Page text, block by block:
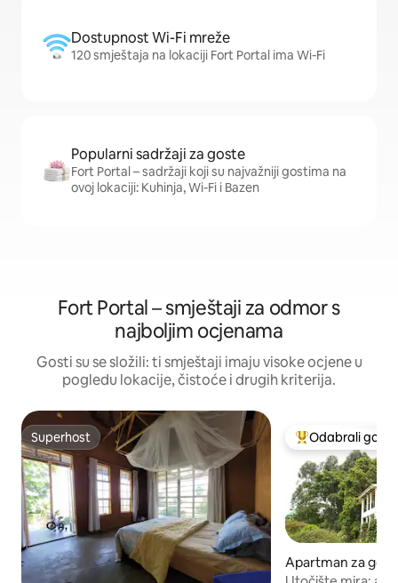
Dostupnost Wi-Fi mreže
120 smještaja na lokaciji Fort Portal ima Wi-Fi
Popularni sadržaji za goste
Fort Portal – sadržaji koji su najvažniji gostima na
ovoj lokaciji: Kuhinja, Wi-Fi i Bazen
Fort Portal – smještaji za odmor s
najboljim ocjenama
Gosti su se složili: ti smještaji imaju visoke ocjene u
pogledu lokacije, čistoće i drugih kriterija.
Superhost
Superhost Među najviše
Odabrali gosti
Apartman za